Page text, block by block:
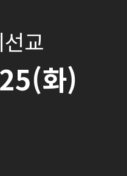
교
화)